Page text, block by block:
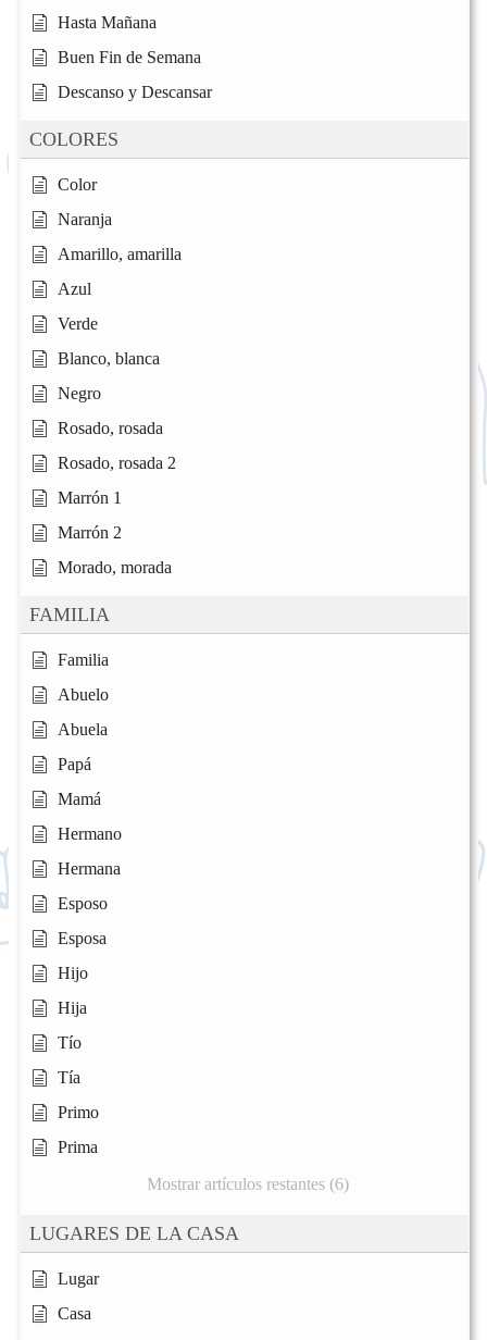
Hasta Mañana
Buen Fin de Semana
Descanso y Descansar
COLORES
Color
Naranja
Amarillo, amarilla
Azul
Verde
Blanco, blanca
Negro
Rosado, rosada
Rosado, rosada 2
Marrón 1
Marrón 2
Morado, morada
FAMILIA
Familia
Abuelo
Abuela
Papá
Mamá
Hermano
Hermana
Esposo
Esposa
Hijo
Hija
Tío
Tía
Primo
Prima
Mostrar artículos restantes (6)
LUGARES DE LA CASA
Lugar
Casa